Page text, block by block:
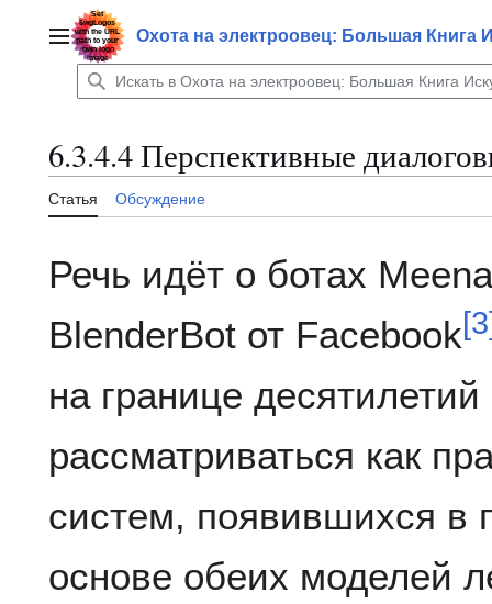
содержаниюГлавное менюОхота на электроовец: Большая Книга
6.3.4.4 Перспективные
Статья Обсуждение
Речь идёт о ботах
BlenderBot от Facebook[3
на границе
рассматриваться как
систем, появившихся
основе обеих моделей